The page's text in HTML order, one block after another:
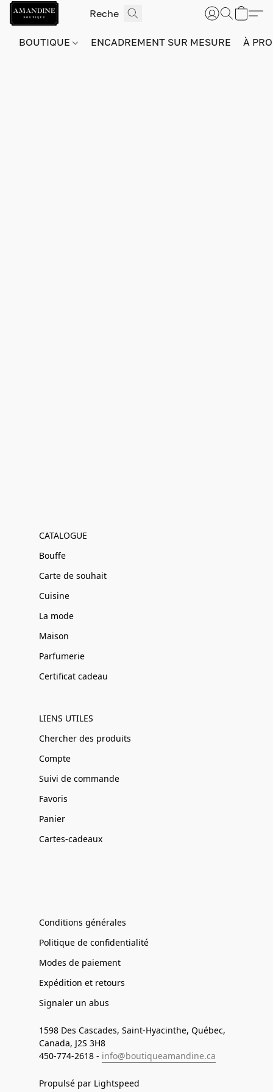
BOUTIQUE ENCADREMENT SUR MESURE À
CATALOGUE
Bouffe
Carte de souhait
Cuisine
La mode
Maison
Parfumerie
Certificat cadeau
LIENS UTILES
Chercher des produits
Compte
Suivi de commande
Favoris
Panier
Cartes-cadeaux
Conditions générales
Politique de confidentialité
Modes de paiement
Expédition et retours
Signaler un abus
1598 Des Cascades, Saint-Hyacinthe, Québec,
Canada, J2S 3H8
450-774-2618 - info@boutiqueamandine.ca
Propulsé par Lightspeed